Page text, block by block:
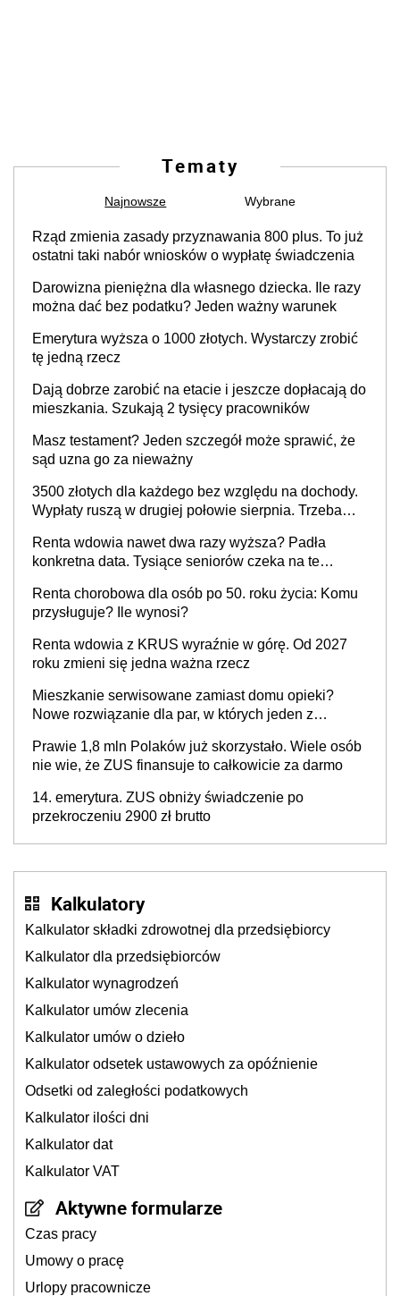
Tematy
Najnowsze Wybrane
Rząd zmienia zasady przyznawania 800 plus. To już
ostatni taki nabór wniosków o wypłatę świadczenia
Darowizna pieniężna dla własnego dziecka. Ile razy
można dać bez podatku? Jeden ważny warunek
Emerytura wyższa o 1000 złotych. Wystarczy zrobić
tę jedną rzecz
Dają dobrze zarobić na etacie i jeszcze dopłacają do
mieszkania. Szukają 2 tysięcy pracowników
Masz testament? Jeden szczegół może sprawić, że
sąd uzna go za nieważny
3500 złotych dla każdego bez względu na dochody.
Wypłaty ruszą w drugiej połowie sierpnia. Trzeba
Renta wdowia nawet dwa razy wyższa? Padła
konkretna data. Tysiące seniorów czeka na te
Renta chorobowa dla osób po 50. roku życia: Komu
przysługuje? Ile wynosi?
Renta wdowia z KRUS wyraźnie w górę. Od 2027
roku zmieni się jedna ważna rzecz
Mieszkanie serwisowane zamiast domu opieki?
Nowe rozwiązanie dla par, w których jeden z
Prawie 1,8 mln Polaków już skorzystało. Wiele osób
nie wie, że ZUS finansuje to całkowicie za darmo
14. emerytura. ZUS obniży świadczenie po
przekroczeniu 2900 zł brutto
Kalkulatory
Kalkulator składki zdrowotnej dla przedsiębiorcy
Kalkulator dla przedsiębiorców
Kalkulator wynagrodzeń
Kalkulator umów zlecenia
Kalkulator umów o dzieło
Kalkulator odsetek ustawowych za opóźnienie
Odsetki od zaległości podatkowych
Kalkulator ilości dni
Kalkulator dat
Kalkulator VAT
Aktywne formularze
Czas pracy
Umowy o pracę
Urlopy pracownicze